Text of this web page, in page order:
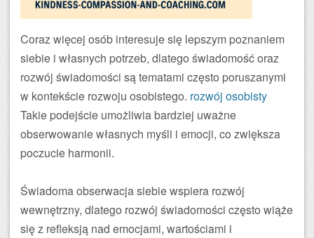
Coraz więcej osób interesuje się lepszym poznaniem
siebie i własnych potrzeb, dlatego świadomość oraz
rozwój świadomości są tematami często poruszanymi
w kontekście rozwoju osobistego. rozwój osobisty
Takie podejście umożliwia bardziej uważne
obserwowanie własnych myśli i emocji, co zwiększa
poczucie harmonii.
Świadoma obserwacja siebie wspiera rozwój
wewnętrzny, dlatego rozwój świadomości często wiąże
się z refleksją nad emocjami, wartościami i